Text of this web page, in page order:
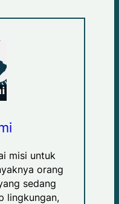
misi untuk
orang
sedang
lingkungan,